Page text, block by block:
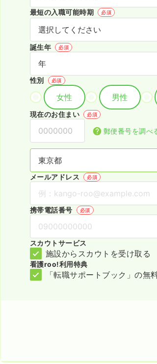
最短の入職可能時期 必須
誕生年 必須
性別 必須
女性 男性
現在のお住まい 必須
郵便番号を調べ
メールアドレス 必須
携帯電話番号 必須
スカウトサービス
施設からスカウトを受け取る
看護roo!利用特典
「転職サポートブック」の無